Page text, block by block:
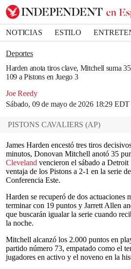
NOTICIAS ESTILO
DEPORTES
Deportes
Harden anota tiros clave, Mitchell suma
109 a Pistons en Juego 3
Joe Reedy
Sábado, 09 de mayo de 2026 18:29 EDT
Bookmark popover
Removed from bookmarks
Close popover
PISTONS CAVALIERS (AP)
James Harden encestó tres tiros
minutos, Donovan Mitchell anotó 35
Cleveland vencieron el sábado a Detroit
ventaja de los Pistons a 2-1 en la serie
Conferencia Este.
Harden se recuperó de dos actuaciones
terminar con 19 puntos y Jarrett Allen
que buscarán igualar la serie cuando
la noche.
Mitchell alcanzó los 2.000 puntos en
partido número 73, empatado como el
jugadores en activo y el noveno en la